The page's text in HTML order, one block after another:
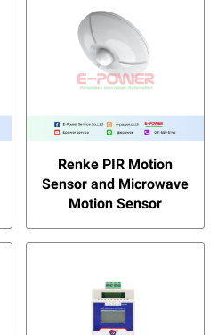
Renke PIR Motion
Sensor and Microwave
Motion Sensor